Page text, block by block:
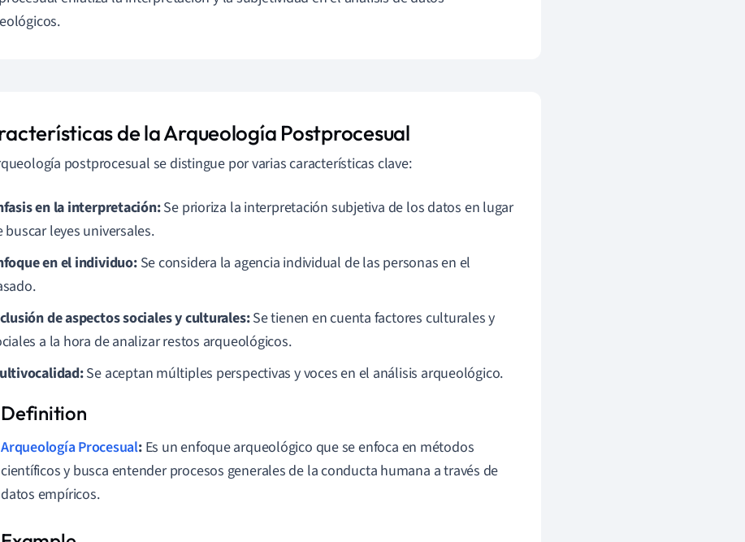
de la Arqueología Postprocesual
postprocesual se distingue por varias características clave:
en la interpretación:Se prioriza la interpretación subjetiva de los datos en lugar
buscar leyes universales.
en el individuo:Se considera la agencia individual de las personas en el
de aspectos sociales y culturales:Se tienen en cuenta factores culturales y
a la hora de analizar restos arqueológicos.
Se aceptan múltiples perspectivas y voces en el análisis arqueológico.
Arqueología Procesual:Es un enfoque arqueológico que se enfoca en métodos
científicos y busca entender procesos generales de la conducta humana a través de
datos empíricos.